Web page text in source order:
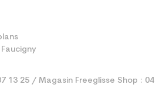
13 25 / Magasin Freeglisse Shop : 04